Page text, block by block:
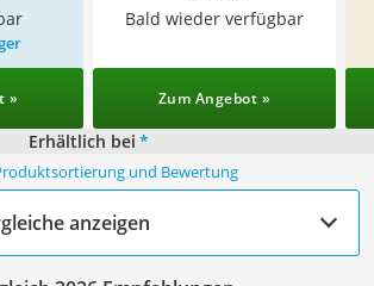
Bald wieder verfügbar
» Zum Angebot »
Erhältlich bei *
und Bewertung
anzeigen